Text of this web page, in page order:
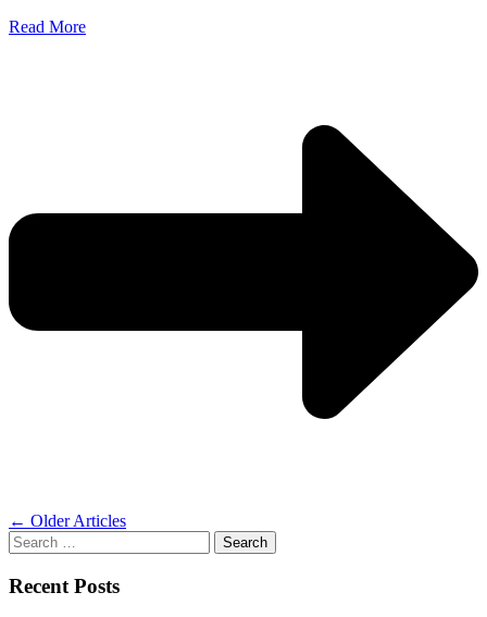
Read More
Posts
navigation
← Older Articles
Search
for:
Recent Posts